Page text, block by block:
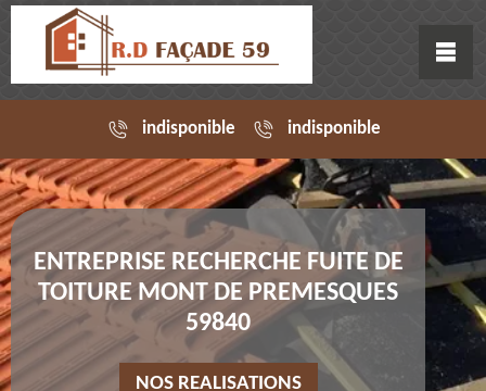
indisponible indisponible
ENTREPRISE RECHERCHE FUITE DE
TOITURE MONT DE PREMESQUES
59840
NOS REALISATIONS